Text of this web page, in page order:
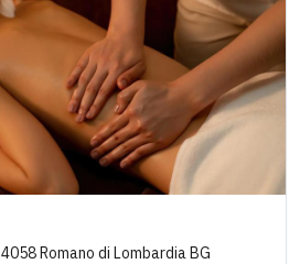
Romano di Lombardia BG